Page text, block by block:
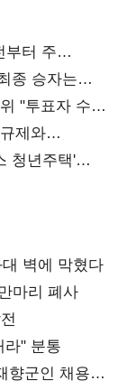
부터 주
종 승자는
"투표자 수
제와
청년주택'
벽에 막혔다
마리 폐사
" 분통
향군인 채용